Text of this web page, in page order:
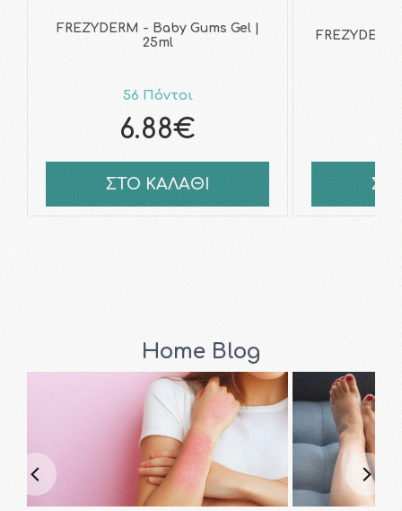
FREZYDERM - Baby Gums Gel |
25ml
56 Πόντοι
6.88€
ΣΤΟ ΚΑΛΑΘΙ
Home Blog